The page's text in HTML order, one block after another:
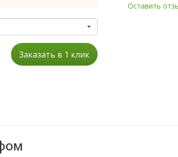
Оставить
Заказать в 1 клик